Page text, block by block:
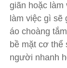
giãn hoặc làm
làm việc gì sẽ
áo choàng
bề mặt cơ thể
người nhanh